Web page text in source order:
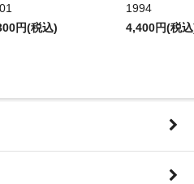
円(税込)
1994
4,400円(税